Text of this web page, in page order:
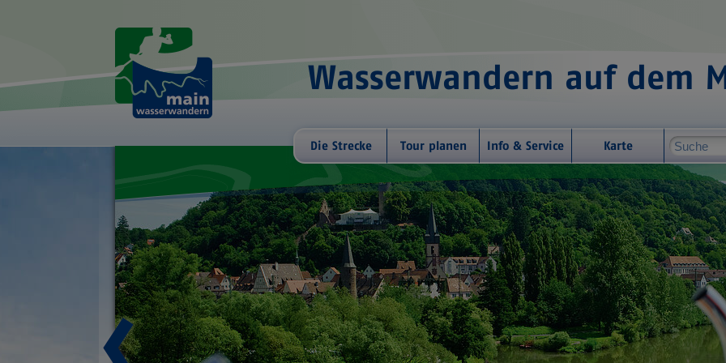
Wasserwandern auf dem
Die Strecke Tour planen Info & Service Karte